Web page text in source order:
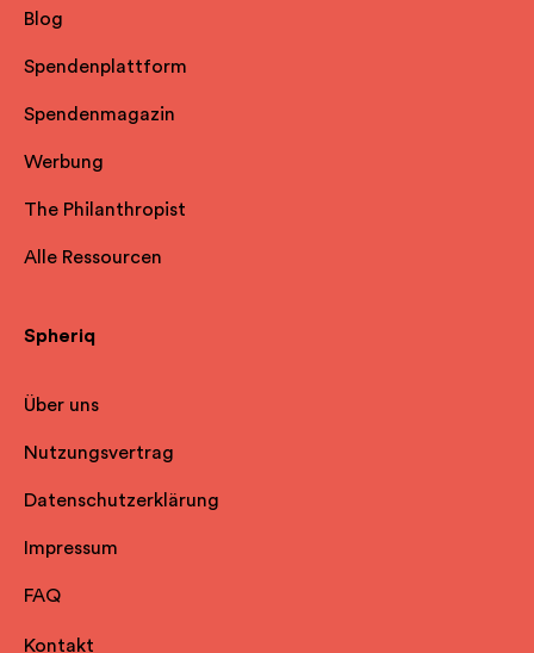
Blog
Spendenplattform
Spendenmagazin
Werbung
The Philanthropist
Alle Ressourcen
Spheriq
Über uns
Nutzungsvertrag
Datenschutzerklärung
Impressum
FAQ
Kontakt